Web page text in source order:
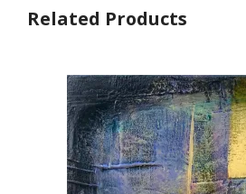
Related Products